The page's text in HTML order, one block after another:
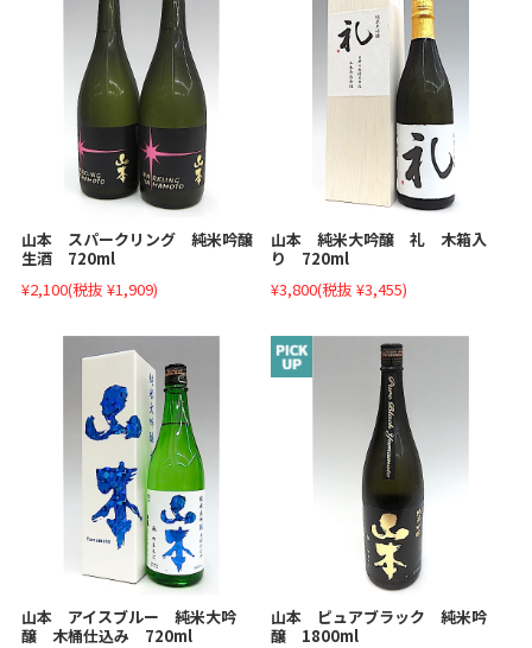
山本 スパークリング 純米吟醸
生酒 720ml
¥2,100(税抜 ¥1,909)
山本 純米大吟醸 礼 木箱入
り 720ml
¥3,800(税抜 ¥3,455)
山本 アイスブルー 純米大吟
醸 木桶仕込み 720ml
山本 ピュアブラック 純米吟
醸 1800ml